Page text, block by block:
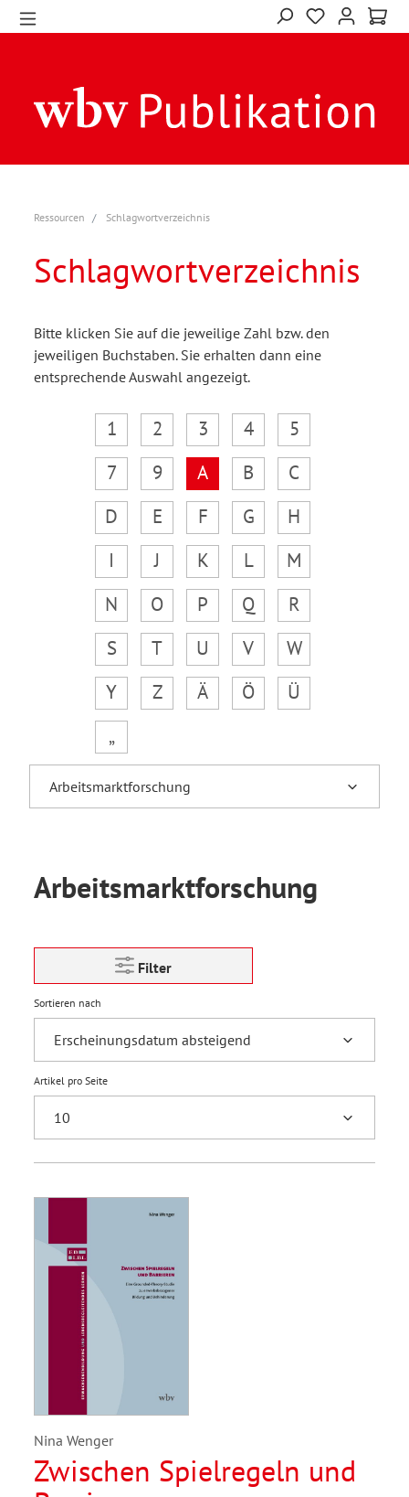
Ressourcen Schlagwortverzeichnis
Schlagwortverzeichnis
Bitte klicken Sie auf die jeweilige Zahl bzw. den
jeweiligen Buchstaben. Sie erhalten dann eine
entsprechende Auswahl angezeigt.
1 2 3 4
5
7
9 A B
C
D
E F G
H
I
J K L
M
N
O P Q
R
S
T U V
W
Y
Z Ä Ö
Ü
„
Arbeitsmarktforschung
Filter
Sortieren nach
Artikel pro Seite
Nina Wenger
Zwischen Spielregeln und